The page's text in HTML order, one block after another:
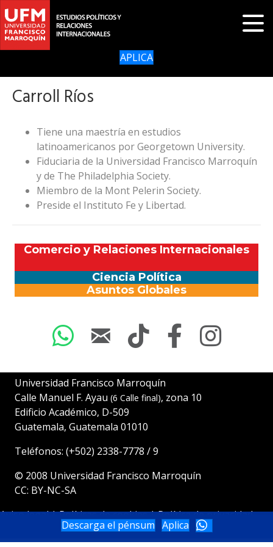
APLICA
Carroll Ríos
Tiene una maestría en estudios
latinoamericanos por Georgetown University.
Fiduciaria de la Universidad Francisco Marroquín
y de The Philadelphia Society.
Miembro de la Mont Pelerin Society.
Preside el Instituto Fe y Libertad.
Comercio y Relaciones Internacionales
Ciencia Política
Asuntos Globales
Descarga el pénsum Aplica
Universidad Francisco Marroquín
Calle Manuel F. Ayau (6 Calle final), zona 10
Edificio Académico, D-509
Guatemala, Guatemala 01010
Teléfonos: (+502) 2338-7778 /9
© 2008 Universidad Francisco Marroquín
CC: BY-NC-SA
Aviso legal|Políticas de cookies|Política de privacidad